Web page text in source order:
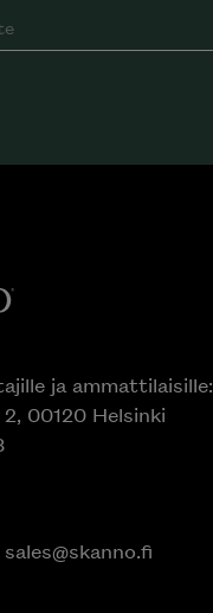
ja ammattilaisille:
00120 Helsinki
sales@skanno.fi